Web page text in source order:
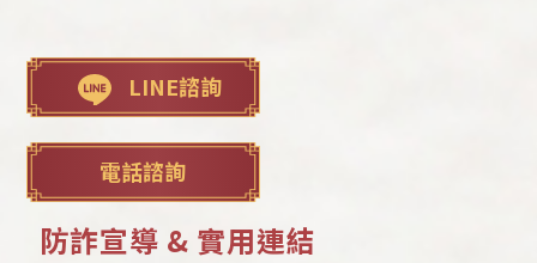
LINE諮詢
電話諮詢
防詐宣導 & 實用連結